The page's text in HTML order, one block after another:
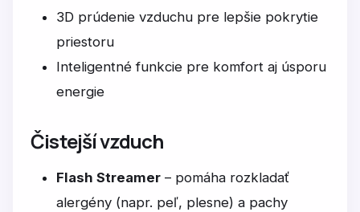
3D prúdenie vzduchu pre lepšie pokrytie
priestoru
Inteligentné funkcie pre komfort aj úsporu
energie
Čistejší vzduch
Flash Streamer – pomáha rozkladať
alergény (napr. peľ, plesne) a pachy